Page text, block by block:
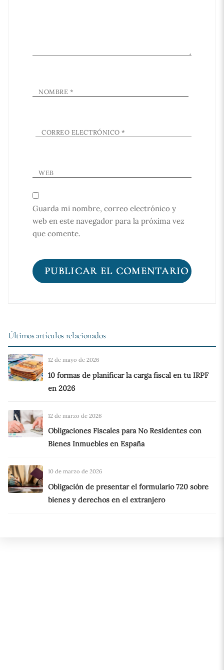
NOMBRE *
CORREO ELECTRÓNICO*
WEB
Guarda mi nombre, correo electrónico y
web en este navegador para la próxima vez
que comente.
Últimos artículos relacionados
12 de mayo de 2026
10 formas de planificar la carga fiscal en tu IRPF
en 2026
12 de marzo de 2026
Obligaciones Fiscales para No Residentes con
Bienes Inmuebles en España
10 de marzo de 2026
Obligación de presentar el formulario 720 sobre
bienes y derechos en el extranjero